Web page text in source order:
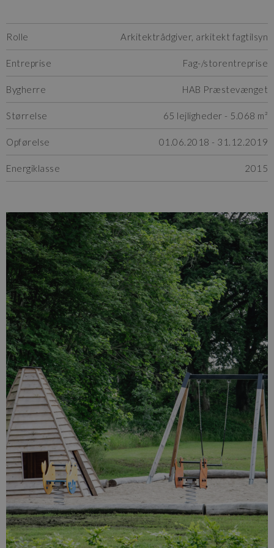
Rolle Arkitektrådgiver, arkitekt fagtilsyn
Entreprise Fag-/storentreprise
Bygherre HAB Præstevænget
Størrelse 65 lejligheder - 5.068 m²
Opførelse 01.06.2018 - 31.12.2019
Energiklasse 2015